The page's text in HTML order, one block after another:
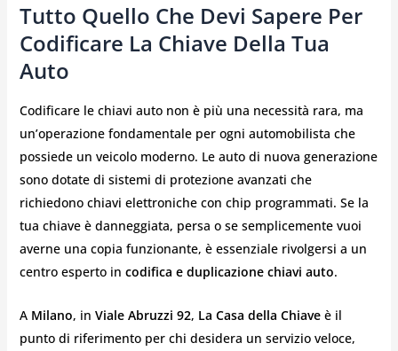
Tutto Quello Che Devi Sapere Per
Codificare La Chiave Della Tua
Auto
Codificare le chiavi auto non è più una necessità rara, ma
un’operazione fondamentale per ogni automobilista che
possiede un veicolo moderno. Le auto di nuova generazione
sono dotate di sistemi di protezione avanzati che
richiedono chiavi elettroniche con chip programmati. Se la
tua chiave è danneggiata, persa o se semplicemente vuoi
averne una copia funzionante, è essenziale rivolgersi a un
centro esperto in codifica e duplicazione chiavi auto.
A Milano, in Viale Abruzzi 92, La Casa della Chiaveè il
punto di riferimento per chi desidera un servizio veloce,